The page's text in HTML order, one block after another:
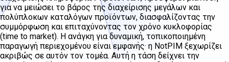
για να μειώσει το βάρος της διαχείρισης μεγάλων και
πολύπλοκων καταλόγων προϊόντων, διασφαλίζοντας την
συμμόρφωση και επιταχύνοντας τον χρόνο κυκλοφορίας
(time to market). Η ανάγκη για δυναμική, τοπικοποιημένη
παραγωγή περιεχομένου είναι εμφανής· η NotPIM ξεχωρίζει
ακριβώς σε αυτόν τον τομέα. Αυτή η τάση δείχνει την